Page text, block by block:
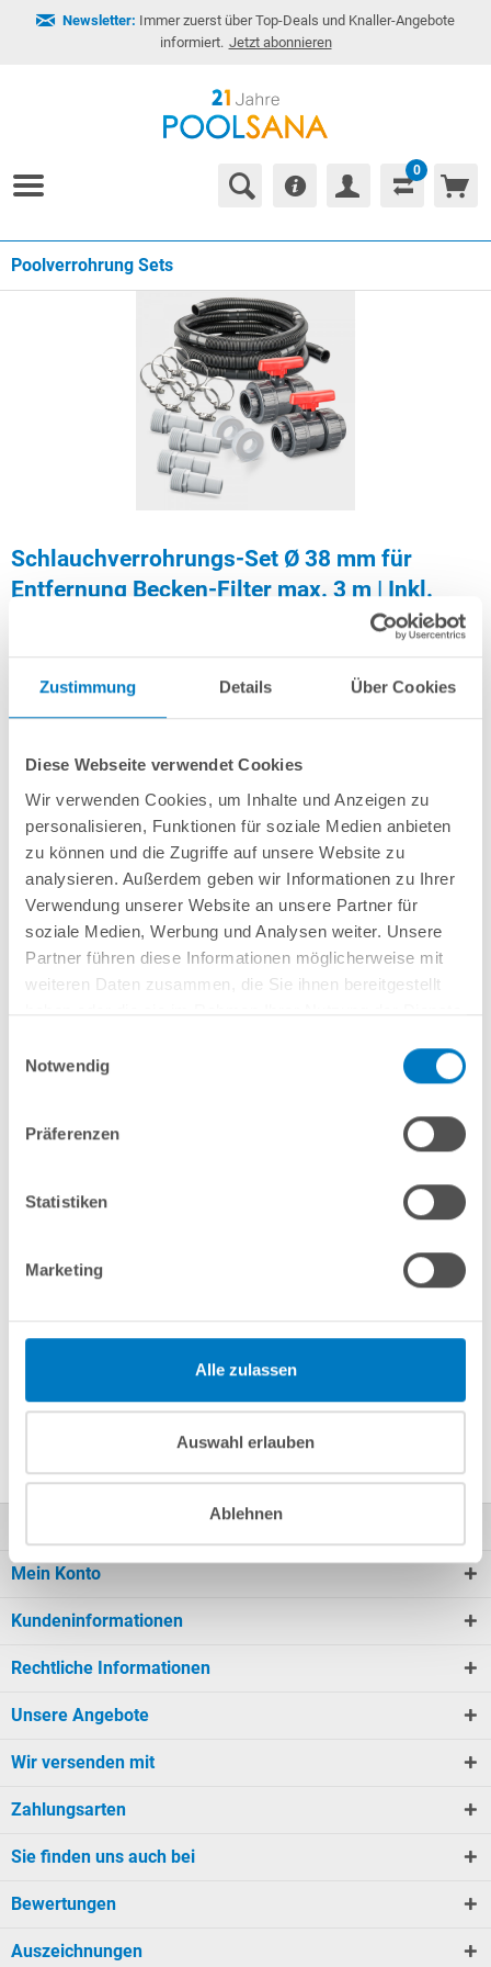
Zustimmung Details Über Cookies
Diese Webseite verwendet Cookies
Wir verwenden Cookies, um Inhalte und Anzeigen zu
personalisieren, Funktionen für soziale Medien anbieten
zu können und die Zugriffe auf unsere Website zu
analysieren. Außerdem geben wir Informationen zu Ihrer
Verwendung unserer Website an unsere Partner für
soziale Medien, Werbung und Analysen weiter. Unsere
Partner führen diese Informationen möglicherweise mit
weiteren Daten zusammen, die Sie ihnen bereitgestellt
Notwendig
Präferenzen
Statistiken
Marketing
Alle zulassen
Auswahl erlauben
Ablehnen
Newsletter: Immer zuerst über Top-Deals und Knaller-Angebote
informiert. Jetzt abonnieren
0
Poolverrohrung Sets
Schlauchverrohrungs-Set Ø 38 mm für
Entfernung Becken-Filter max. 3 m | Inkl.
79,99 € *
(-26,61% vom UVP)
Lieferung in ca. 1-3 Arbeitstagen
Schlauchset für die oberirdische Verrohrung von Schwimmbecken mit Ø 38
mm Anschluss. Inkl. Absperrhähne für das schnelle Unterbinden der
Wasserzufuhr bei z.B. Wartungsarbeiten. Max. Entfernung Becken-Filter: 3
m.
Vergleichen Merken
info(at)poolsana.de Anfrageformular
Mein Konto
Kundeninformationen
Rechtliche Informationen
Unsere Angebote
Wir versenden mit
Zahlungsarten
Sie finden uns auch bei
Bewertungen
Auszeichnungen